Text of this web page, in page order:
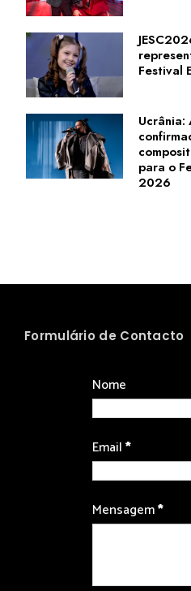
Festival
Ucrânia:
para o
2026
Formulário de Contacto
Nome
Email*
Mensagem*